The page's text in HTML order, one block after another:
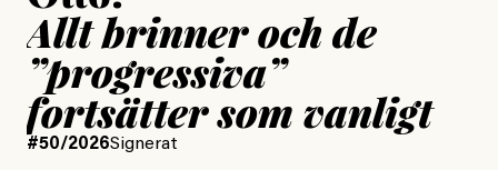
Allt brinner och de
”progressiva”
fortsätter som vanligt
#50/2026Signerat